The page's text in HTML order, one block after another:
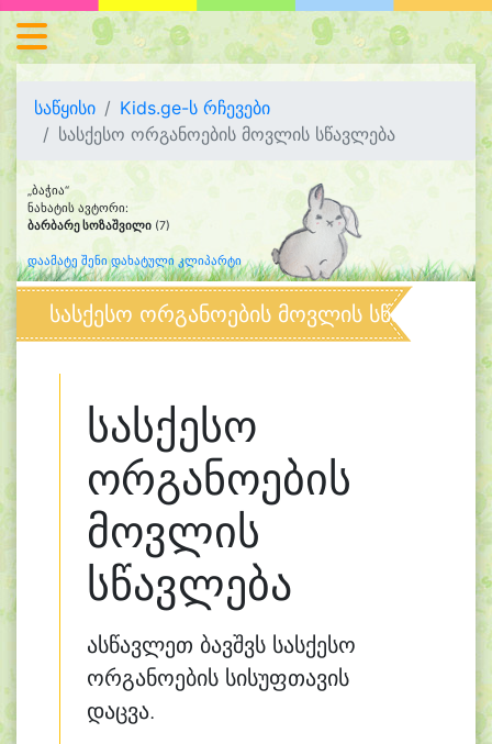
საწყისი
Kids.ge-ს რჩევები
სასქესო ორგანოების მოვლის სწავლება
„ბაჭია“
ნახატის ავტორი:
ბარბარე სოზაშვილი (7)
დაამატე შენი დახატული კლიპარტი
სასქესო ორგანოების მოვლის სწავლება
სასქესო
ორგანოების
მოვლის
სწავლება
ასწავლეთ ბავშვს სასქესო
ორგანოების სისუფთავის
დაცვა.